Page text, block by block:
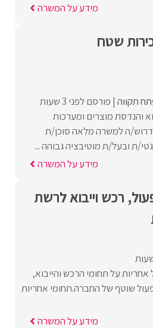
מידע על המשרה
שטח
תקווה פורסם לפני 3 שעות
והנדסת מוצרים ומערכות
דרוש/ה למשרה מלאה סוכן/ת
ת ובעל/ת מוטיבציה גבוהה ...
מידע על המשרה
רכש וייבוא לרשת
אחריות על תחומי הרכש והייבוא,
שוטף של החברה.תחומי אחריות
מידע על המשרה